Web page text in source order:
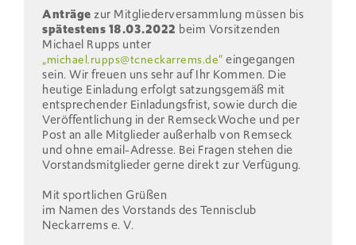
Anträgezur Mitgliederversammlung müssen bis
spätestens 18.03.2022 beim Vorsitzenden
Michael Rupps unter
„michael.rupps@tcneckarrems.de“ eingegangen
sein. Wir freuen uns sehr auf Ihr Kommen. Die
heutige Einladung erfolgt satzungsgemäß mit
entsprechender Einladungsfrist, sowie durch die
Veröffentlichung in der RemseckWoche und per
Post an alle Mitglieder außerhalb von Remseck
und ohne email-Adresse. Bei Fragen stehen die
Vorstandsmitglieder gerne direkt zur Verfügung.
Mit sportlichen Grüßen
im Namen des Vorstands des Tennisclub
Neckarrems e. V.